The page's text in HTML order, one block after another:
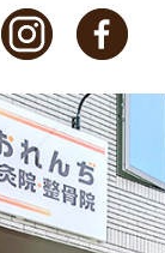
2021年3月(2)
2021年2月(1)
2021年1月(1)
2020年12月(2)
2020年11月 (3)
2020年10月
(1)